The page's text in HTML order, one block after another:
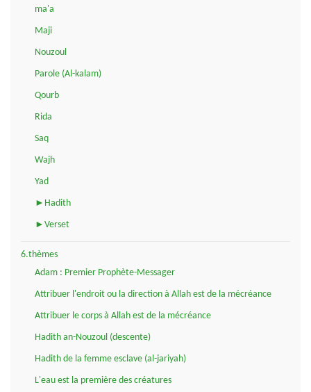
ma'a
Maji
Nouzoul
Parole (Al-kalam)
Qourb
Rida
Saq
Wajh
Yad
►Hadith
►Verset
6.thèmes
Adam : Premier Prophète-Messager
Attribuer l'endroit ou la direction à Allah est de la mécréance
Attribuer le corps à Allah est de la mécréance
Hadith an-Nouzoul (descente)
Hadith de la femme esclave (al-jariyah)
L'eau est la première des créatures